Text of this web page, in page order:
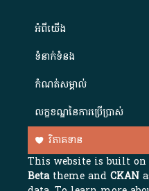
អំពី​យើង​
ទំនាក់ទំនង
កំណត់សម្គាល់
លក្ខខណ្ឌនៃការប្រើប្រាស់
វិភាគទាន
This website is built
Betatheme andCKAN